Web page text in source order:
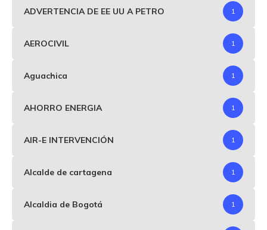
ADVERTENCIA DE EE UU A PETRO 1
AEROCIVIL 1
Aguachica 1
AHORRO ENERGIA 1
AIR-E INTERVENCIÓN 1
Alcalde de cartagena 1
Alcaldia de Bogotá 1